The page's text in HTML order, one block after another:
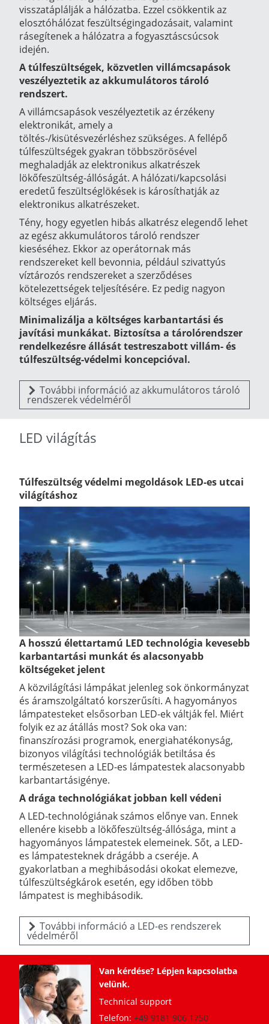
visszatáplálják a hálózatba. Ezzel csökkentik az
elosztóhálózat feszültségingadozásait, valamint
rásegítenek a hálózatra a fogyasztáscsúcsok
idején.
A túlfeszültségek, közvetlen villámcsapások
veszélyeztetik az akkumulátoros tároló
rendszert.
A villámcsapások veszélyeztetik az érzékeny
elektronikát, amely a
töltés-/kisütésvezérléshez szükséges. A fellépő
túlfeszültségek gyakran többszörösével
meghaladják az elektronikus alkatrészek
lökőfeszültség-állóságát. A hálózati/kapcsolási
eredetű feszültséglökések is károsíthatják az
elektronikus alkatrészeket.
Tény, hogy egyetlen hibás alkatrész elegendő lehet
az egész akkumulátoros tároló rendszer
kieséséhez. Ekkor az operátornak más
rendszereket kell bevonnia, például szivattyús
víztározós rendszereket a szerződéses
kötelezettségek teljesítésére. Ez pedig nagyon
költséges eljárás.
Minimalizálja a költséges karbantartási és
javítási munkákat. Biztosítsa a tárolórendszer
rendelkezésre állását testreszabott villám- és
túlfeszültség-védelmi koncepcióval.
További információ az akkumulátoros tároló
rendszerek védelméről
LED világítás
Túlfeszültség védelmi megoldások LED-es utcai
világításhoz
A hosszú élettartamú LED technológia kevesebb
karbantartási munkát és alacsonyabb
költségeket jelent
A közvilágítási lámpákat jelenleg sok önkormányzat
és áramszolgáltató korszerűsíti. A hagyományos
lámpatesteket elsősorban LED-ek váltják fel. Miért
folyik ez az átállás most? Sok oka van:
finanszírozási programok, energiahatékonyság,
bizonyos világítási technológiák betiltása és
természetesen a LED-es lámpatestek alacsonyabb
karbantartásigénye.
A drága technológiákat jobban kell védeni
A LED-technológiának számos előnye van. Ennek
ellenére kisebb a lökőfeszültség-állósága, mint a
hagyományos lámpatestek elemeinek. Sőt, a LED-
es lámpatesteknek drágább a cseréje. A
gyakorlatban a meghibásodási okokat elemezve,
túlfeszültségkárok esetén, egy időben több
lámpatest is meghibásodik.
További információ a LED-es rendszerek
védelméről
Van kérdése? Lépjen kapcsolatba
velünk.
Technical support
Telefon: +49 9181 906 1750